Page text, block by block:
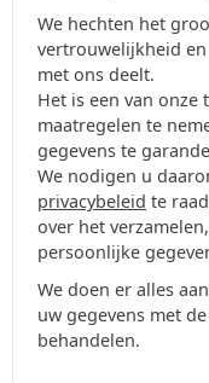
We hechten het
vertrouwelijkheid
met ons deelt.
Het is een van
maatregelen te
gegevens te
We nodigen u
privacybeleid te
over het
persoonlijke
We doen er alles
uw gegevens met
behandelen.